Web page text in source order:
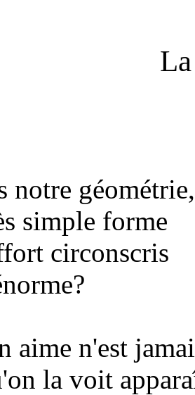
notre géométrie,
simple forme
circonscris
aime n'est
la voit